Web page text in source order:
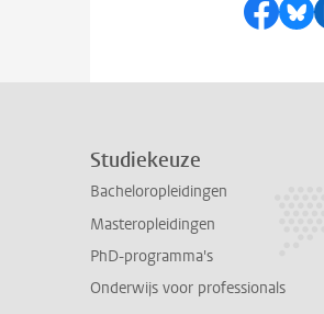
Delen
Studiekeuze
Bacheloropleidingen
Masteropleidingen
PhD-programma's
Onderwijs voor professionals